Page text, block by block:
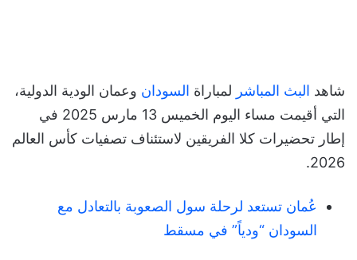
شاهد البث المباشر لمباراة السودان وعمان الودية الدولية،
التي أقيمت مساء اليوم الخميس 13 مارس 2025 في
إطار تحضيرات كلا الفريقين لاستئناف تصفيات كأس العالم
2026.
عُمان تستعد لرحلة سول الصعوبة بالتعادل مع
السودان “ودياً” في مسقط